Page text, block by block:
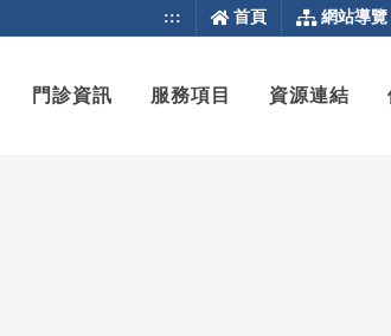
::: 首頁 網站導覽
門診資訊 服務項目 資源連結